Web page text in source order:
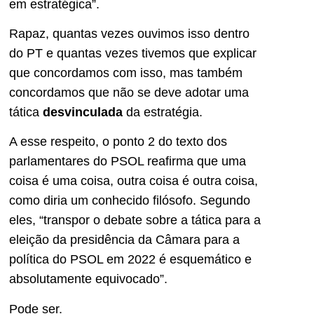
em estratégica”.
Rapaz, quantas vezes ouvimos isso dentro
do PT e quantas vezes tivemos que explicar
que concordamos com isso, mas também
concordamos que não se deve adotar uma
tática desvinculada da estratégia.
A esse respeito, o ponto 2 do texto dos
parlamentares do PSOL reafirma que uma
coisa é uma coisa, outra coisa é outra coisa,
como diria um conhecido filósofo. Segundo
eles, “transpor o debate sobre a tática para a
eleição da presidência da Câmara para a
política do PSOL em 2022 é esquemático e
absolutamente equivocado”.
Pode ser.